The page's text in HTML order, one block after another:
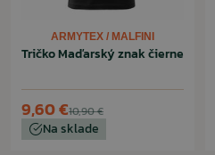
ARMYTEX / MALFINI
Tričko Maďarský znak čierne
10,90 €
9,60 €
Na sklade